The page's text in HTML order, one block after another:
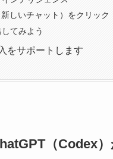
しいチャット）をクリック
てみよう
をサポートします
（Codex）